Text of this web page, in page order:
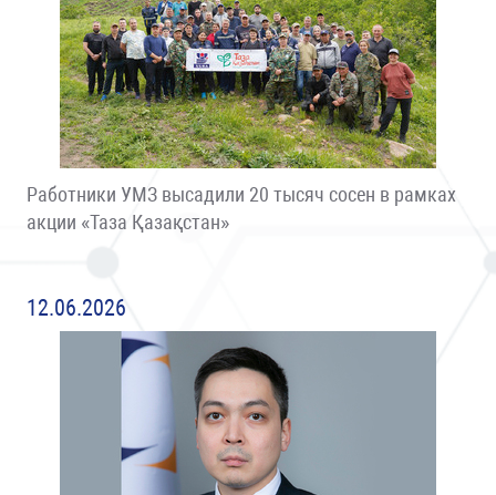
Работники УМЗ высадили 20 тысяч сосен в рамках
акции «Таза Қазақстан»
12.06.2026